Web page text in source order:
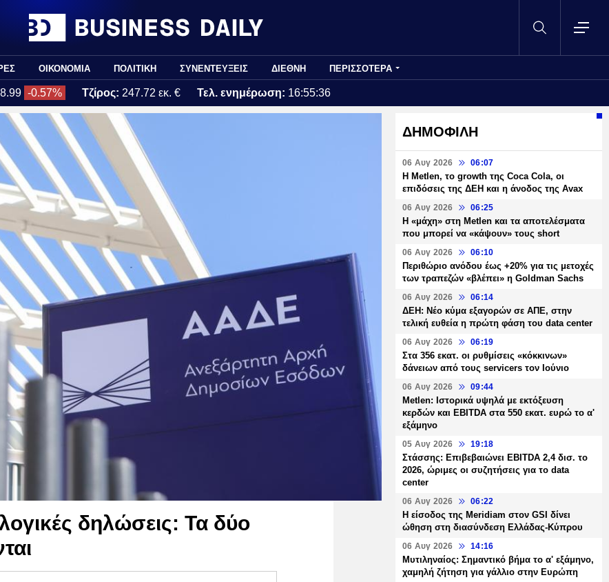
ΟΙΚΟΝΟΜΙΑ ΠΟΛΙΤΙΚΗ ΣΥΝΕΝΤΕΥΞΕΙΣ ΔΙΕΘΝΗ ΠΕΡΙΣΣΟΤΕΡΑ
-0.57% Τζίρος: 247.72 εκ. € Τελ. ενημέρωση: 16:55:36
δηλώσεις: Τα δύο
ΔΗΜΟΦΙΛΗ
06 Αυγ 2026 06:07
H Metlen, το growth της Coca Cola, οι
επιδόσεις της ΔΕΗ και η άνοδος της Avax
06 Αυγ 2026 06:25
H «μάχη» στη Metlen και τα αποτελέσματα
που μπορεί να «κάψουν» τους short
06 Αυγ 2026 06:10
Περιθώριο ανόδου έως +20% για τις μετοχές
των τραπεζών «βλέπει» η Goldman Sachs
06 Αυγ 2026 06:14
ΔΕΗ: Νέο κύμα εξαγορών σε ΑΠΕ, στην
τελική ευθεία η πρώτη φάση του data center
06 Αυγ 2026 06:19
Στα 356 εκατ. οι ρυθμίσεις «κόκκινων»
δάνειων από τους servicers τον Ιούνιο
06 Αυγ 2026 09:44
Metlen: Ιστορικά υψηλά με εκτόξευση
κερδών και EBITDA στα 550 εκατ. ευρώ το α'
εξάμηνο
05 Αυγ 2026 19:18
Στάσσης: Επιβεβαιώνει EBITDA 2,4 δισ. το
2026, ώριμες οι συζητήσεις για το data
center
06 Αυγ 2026 06:22
Η είσοδος της Meridiam στον GSI δίνει
ώθηση στη διασύνδεση Ελλάδας-Κύπρου
06 Αυγ 2026 14:16
Μυτιληναίος: Σημαντικό βήμα το α' εξάμηνο,
χαμηλή ζήτηση για γάλλιο στην Ευρώπη